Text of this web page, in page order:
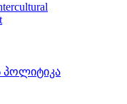
პოლიტიკა